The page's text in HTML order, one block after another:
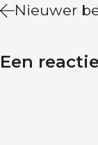
Nieuwer
Een